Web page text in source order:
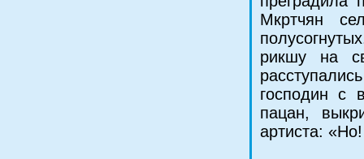
Мкртчян
рикшу на
господин с
пацан,
артиста: